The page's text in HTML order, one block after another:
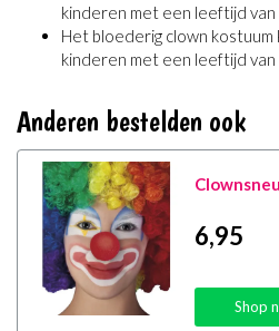
kinderen met een leeftijd
Het bloederig clown
kinderen met een leeftijd
Anderen bestelden ook
6,95
Shop